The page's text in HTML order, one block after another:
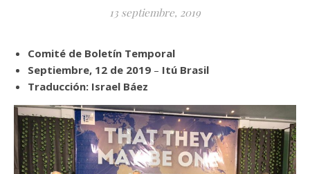
13 septiembre, 2019
Comité de Boletín Temporal
Septiembre, 12 de 2019 – Itú Brasil
Traducción: Israel Báez